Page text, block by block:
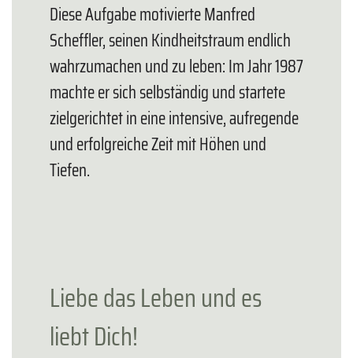
Diese Aufgabe motivierte Manfred
Scheffler, seinen Kindheitstraum endlich
wahrzumachen und zu leben: Im Jahr 1987
machte er sich selbständig und startete
zielgerichtet in eine intensive, aufregende
und erfolgreiche Zeit mit Höhen und
Tiefen.
Liebe das Leben und es
liebt Dich!